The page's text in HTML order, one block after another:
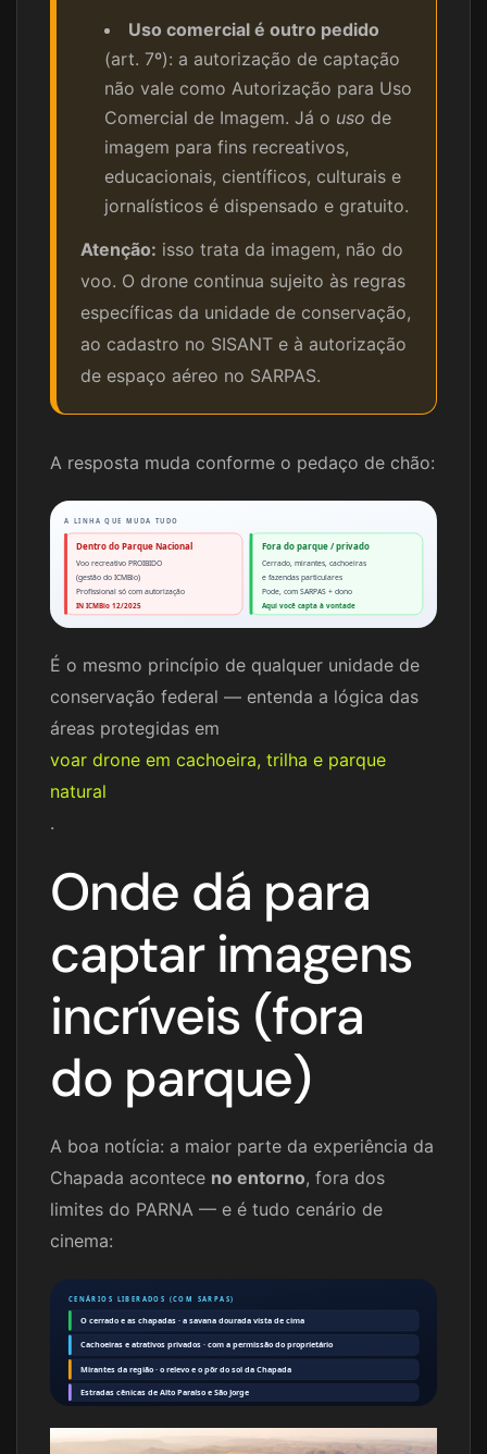
Uso comercial é outro pedido
(art. 7º): a autorização de captação
não vale como Autorização para Uso
Comercial de Imagem. Já o uso de
imagem para fins recreativos,
educacionais, científicos, culturais e
jornalísticos é dispensado e gratuito.
Atenção: isso trata da imagem, não do
voo. O drone continua sujeito às regras
específicas da unidade de conservação,
ao cadastro no SISANT e à autorização
de espaço aéreo no SARPAS.
A resposta muda conforme o pedaço de chão:
A LINHA QUE MUDA TUDO
Dentro do Parque Nacional
Voo recreativo PROIBIDO
(gestão do ICMBio)
Profissional só com autorização
IN ICMBio 12/2025
Fora do parque / privado
Cerrado, mirantes, cachoeiras
e fazendas particulares
Pode, com SARPAS + dono
Aqui você capta à vontade
É o mesmo princípio de qualquer unidade de
conservação federal — entenda a lógica das
áreas protegidas em
voar drone em cachoeira, trilha e parque
natural
.
Onde dá para
captar imagens
incríveis (fora
do parque)
A boa notícia: a maior parte da experiência da
Chapada acontece no entorno, fora dos
limites do PARNA — e é tudo cenário de
cinema:
CENÁRIOS LIBERADOS (COM SARPAS)
O cerrado e as chapadas · a savana dourada vista de cima
Cachoeiras e atrativos privados · com a permissão do proprietário
Mirantes da região · o relevo e o pôr do sol da Chapada
Estradas cênicas de Alto Paraíso e São Jorge